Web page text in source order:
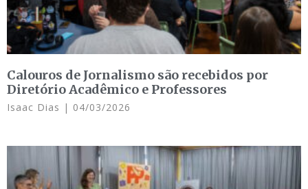
Calouros de Jornalismo são recebidos por
Diretório Acadêmico e Professores
Isaac Dias 04/03/2026